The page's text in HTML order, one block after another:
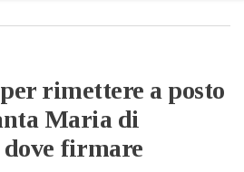
rimettere a posto
Maria di
dove firmare